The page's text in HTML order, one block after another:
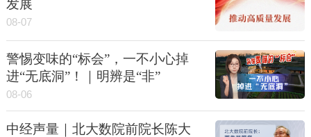
发展
08-07
警惕变味的“标会”，一不小心掉
进“无底洞”！｜明辨是“非”
08-06
中经声量｜北大数院前院长陈大